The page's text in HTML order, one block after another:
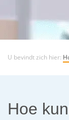
U bevindt zich hier:
Hoe